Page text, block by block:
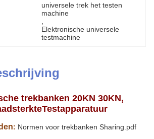
universele trek het testen
machine
Elektronische universele
testmachine
trekbanken 20KN 30KN,
: Normen voor trekbanken Sharing.pdf